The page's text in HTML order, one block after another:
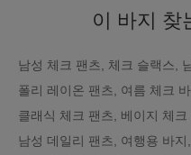
이 바지 찾
남성 체크 팬츠, 체크 슬랙스,
폴리 레이온 팬츠, 여름 체크
클래식 체크 팬츠, 베이지 체
남성 데일리 팬츠, 여행용 바